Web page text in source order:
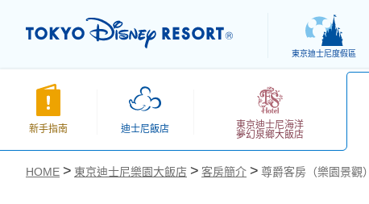
東京迪士尼度假區
新手指南 迪士尼飯店
東京迪士尼海洋
夢幻泉鄉大飯店
HOME 東京迪士尼樂園大飯店 客房簡介 尊爵客房（樂園景觀）